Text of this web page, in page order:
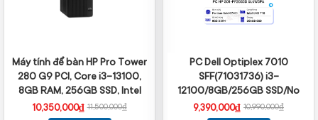
Máy tính để bàn HP Pro Tower
280 G9 PCI, Core i3-13100,
8GB RAM, 256GB SSD, Intel
Graphics, Wlan ac+BT,
10,350,000₫ 11,500,000₫
PC Dell Optiplex 7010
SFF(71031736) i3-
12100/8GB/256GB SSD/No
OS/1YW
9,390,000₫ 10,990,000₫